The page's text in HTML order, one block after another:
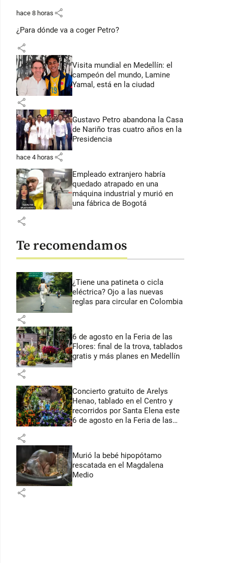
hace 8 horas share
¿Para dónde va a coger Petro?
share
Visita mundial en Medellín: el
campeón del mundo, Lamine
Yamal, está en la ciudad
share
Gustavo Petro abandona la Casa
de Nariño tras cuatro años en la
Presidencia
hace 4 horas share
Empleado extranjero habría
quedado atrapado en una
máquina industrial y murió en
una fábrica de Bogotá
share
Te recomendamos
¿Tiene una patineta o cicla
eléctrica? Ojo a las nuevas
reglas para circular en Colombia
share
6 de agosto en la Feria de las
Flores: final de la trova, tablados
gratis y más planes en Medellín
share
Concierto gratuito de Arelys
Henao, tablado en el Centro y
recorridos por Santa Elena este
6 de agosto en la Feria de las
share
Murió la bebé hipopótamo
rescatada en el Magdalena
Medio
share